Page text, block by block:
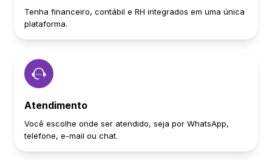
Tenha financeiro, contábil e RH integrados em uma única
plataforma.
Atendimento
Você escolhe onde ser atendido, seja por WhatsApp,
telefone, e-mail ou chat.